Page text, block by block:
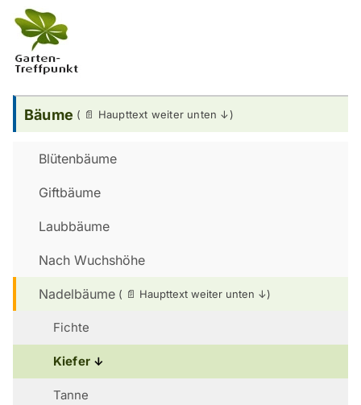
Bäume
Blütenbäume
Giftbäume
Laubbäume
Nach Wuchshöhe
Nadelbäume
Fichte
Kiefer
Tanne